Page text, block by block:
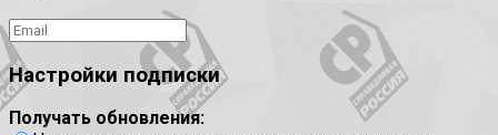
Настройки подписки
Получать обновления: